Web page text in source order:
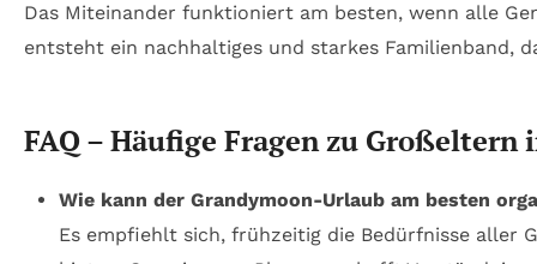
Das Miteinander funktioniert am besten, wenn alle
entsteht ein nachhaltiges und starkes Familienband,
FAQ – Häufige Fragen zu Großeltern
Wie kann der Grandymoon-Urlaub am besten
Es empfiehlt sich, frühzeitig die Bedürfnisse aller